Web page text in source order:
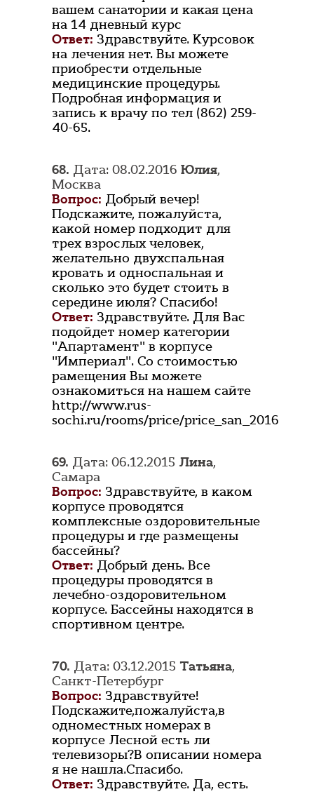
вашем санатории и какая цена
на 14 дневный курс
Ответ: Здравствуйте. Курсовок
на лечения нет. Вы можете
приобрести отдельные
медицинские процедуры.
Подробная информация и
запись к врачу по тел (862) 259-
40-65.
68. Дата: 08.02.2016 Юлия,
Москва
Вопрос: Добрый вечер!
Подскажите, пожалуйста,
какой номер подходит для
трех взрослых человек,
желательно двухспальная
кровать и односпальная и
сколько это будет стоить в
середине июля? Спасибо!
Ответ: Здравствуйте. Для Вас
подойдет номер категории
"Апартамент" в корпусе
"Империал". Со стоимостью
рамещения Вы можете
ознакомиться на нашем сайте
http://www.rus-
sochi.ru/rooms/price/price_san_2016
69. Дата: 06.12.2015 Лина,
Самара
Вопрос: Здравствуйте, в каком
корпусе проводятся
комплексные оздоровительные
процедуры и где размещены
бассейны?
Ответ: Добрый день. Все
процедуры проводятся в
лечебно-оздоровительном
корпусе. Бассейны находятся в
спортивном центре.
70. Дата: 03.12.2015 Татьяна,
Санкт-Петербург
Вопрос: Здравствуйте!
Подскажите,пожалуйста,в
одноместных номерах в
корпусе Лесной есть ли
телевизоры?В описании номера
я не нашла.Спасибо.
Ответ: Здравствуйте. Да, есть.